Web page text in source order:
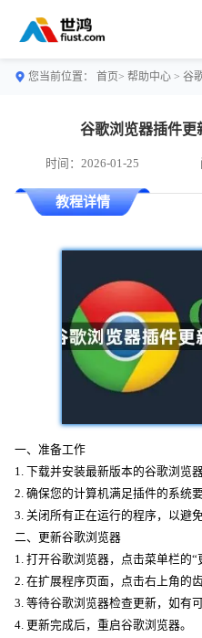
您当前位置： 首页> 帮助中心 > 谷
谷歌浏览器插件更
时间：2026-01-25
教程详情
一、准备工作
1. 下载并安装最新版本的谷歌浏览器
2. 确保您的计算机满足插件的系统要
3. 关闭所有正在运行的程序，以避
二、更新谷歌浏览器
1. 打开谷歌浏览器，点击菜单栏的“
2. 在扩展程序页面，点击右上角的
3. 等待谷歌浏览器检查更新，如有
4. 更新完成后，重启谷歌浏览器。